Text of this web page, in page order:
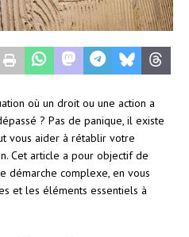
où un droit ou une action a
? Pas de panique, il existe
vous aider à rétablir votre
Cet article a pour objectif de
démarche complexe, en vous
et les éléments essentiels à